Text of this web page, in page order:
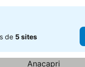
de 5 sites